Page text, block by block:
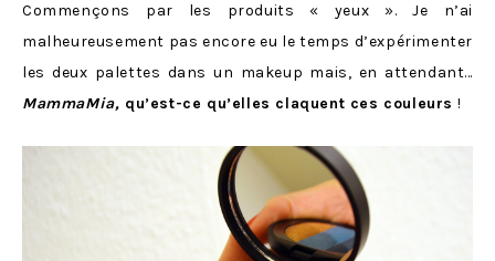
Commençons par les produits « yeux ». Je n’ai
malheureusement pas encore eu le temps d’expérimenter
les deux palettes dans un makeup mais, en attendant…
MammaMia, qu’est-ce qu’elles claquent ces couleurs !